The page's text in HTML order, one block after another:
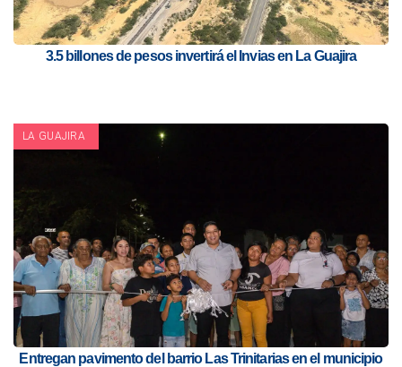
3.5 billones de pesos invertirá el Invias en La Guajira
LA GUAJIRA
Entregan pavimento del barrio Las Trinitarias en el municipio